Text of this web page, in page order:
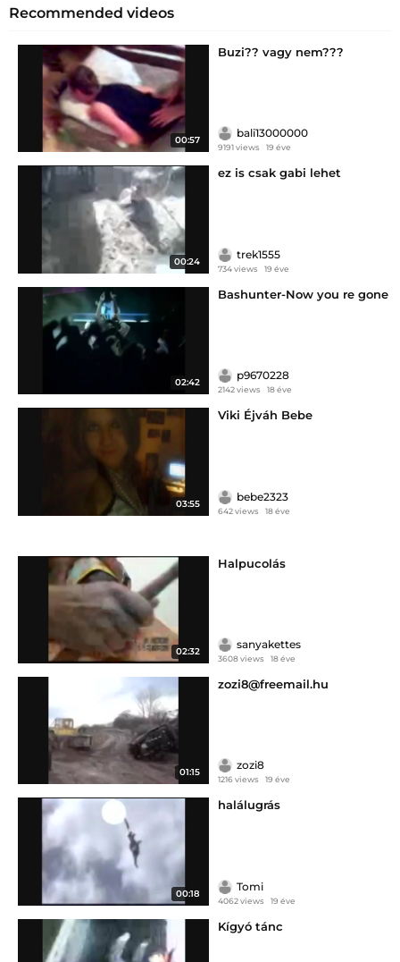
Recommended videos
00:57
Buzi?? vagy nem???
bali13000000
9191 views 19 éve
00:24
ez is csak gabi lehet
trek1555
734 views 19 éve
02:42
Bashunter-Now you re gone
p9670228
2142 views 18 éve
03:55
Viki Éjváh Bebe
bebe2323
642 views 18 éve
02:32
Halpucolás
sanyakettes
3608 views 18 éve
01:15
zozi8@freemail.hu
zozi8
1216 views 19 éve
00:18
halálugrás
Tomi
4062 views 19 éve
Kígyó tánc